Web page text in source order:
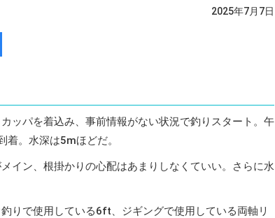
2025年7月7日
ッパを着込み、事前情報がない状況で釣りスタート。午
。水深は5mほどだ。
イン、根掛かりの心配はあまりしなくていい。さらに水
りで使用している6ft、ジギングで使用している両軸リ